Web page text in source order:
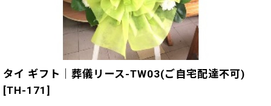
タイ ギフト｜葬儀リース-TW03(ご自宅配達不可)
[TH-171 ]